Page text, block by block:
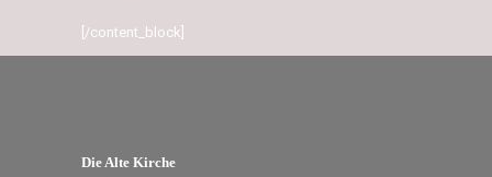
[/content_block]
Die Alte Kirche